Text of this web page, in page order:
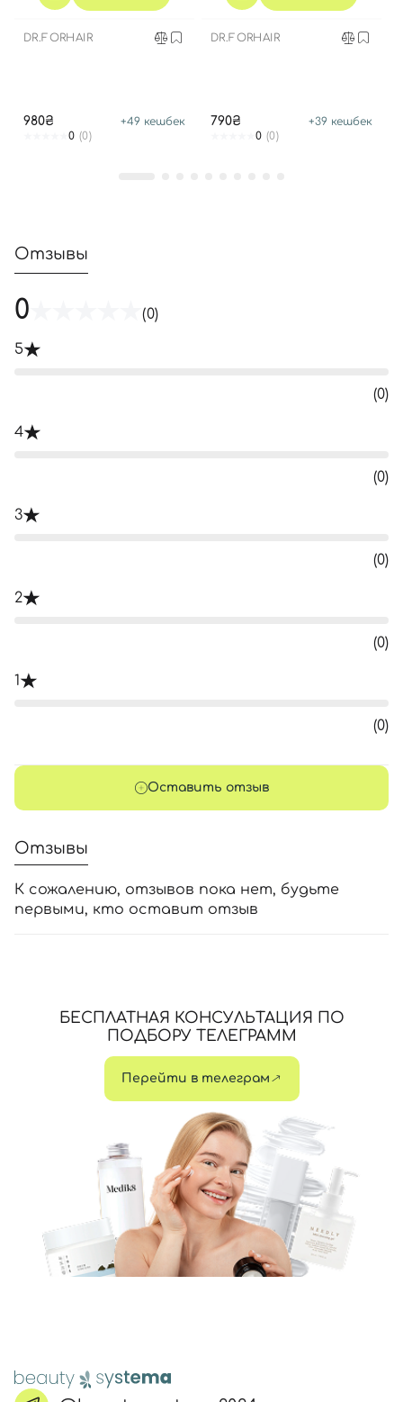
DR.FORHAIR
980₴ +49 кешбек
0 (0)
DR.FORHAIR
790₴ +39 кешбек
0 (0)
Отзывы
0 (0)
5
(0)
4
(0)
3
(0)
2
(0)
1
(0)
Оставить отзыв
Отзывы
К сожалению, отзывов пока нет, будьте
первыми, кто оставит отзыв
БЕСПЛАТНАЯ КОНСУЛЬТАЦИЯ ПО
ПОДБОРУ ТЕЛЕГРАММ
Перейти в телеграм